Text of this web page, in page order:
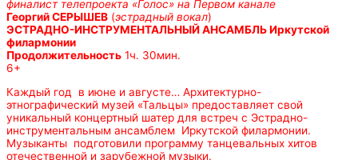
финалист телепроекта «Голос» на Первом канале
Георгий СЕРЫШЕВ (эстрадный вокал)
ЭСТРАДНО-ИНСТРУМЕНТАЛЬНЫЙ АНСАМБЛЬ Иркутской
филармонии
Продолжительность 1ч. 30мин.
6+
Каждый год в июне и августе… Архитектурно-
этнографический музей «Тальцы» предоставляет свой
уникальный концертный шатер для встреч с Эстрадно-
инструментальным ансамблем Иркутской филармонии.
Музыканты подготовили программу танцевальных хитов
отечественной и зарубежной музыки.